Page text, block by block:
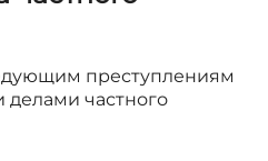
преступлениям
делами частного